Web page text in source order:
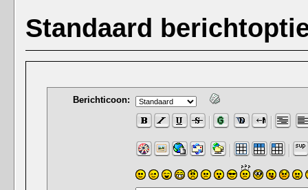
Standaard
Berichticoon: